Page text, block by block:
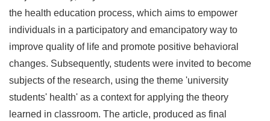
the health education process, which aims to empower
individuals in a participatory and emancipatory way to
improve quality of life and promote positive behavioral
changes. Subsequently, students were invited to become
subjects of the research, using the theme 'university
students' health' as a context for applying the theory
learned in classroom. The article, produced as final